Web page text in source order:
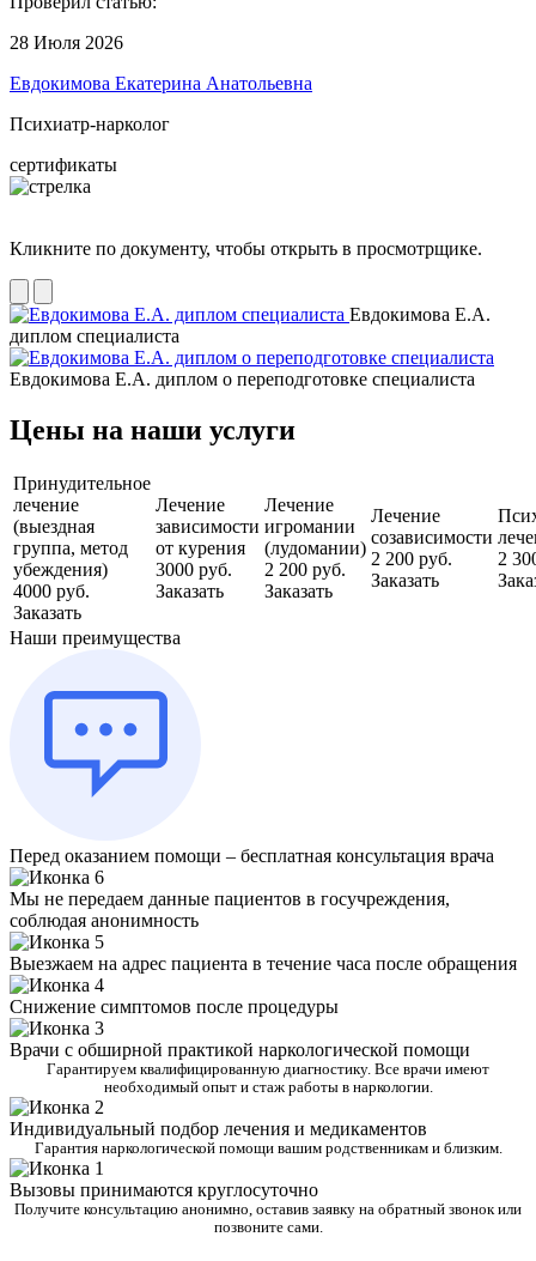
28 Июля 2026
Евдокимова Екатерина Анатольевна
Психиатр-нарколог
сертификаты
Кликните по документу, чтобы открыть в просмотрщике.
Евдокимова Е.А.
диплом специалиста
Евдокимова Е.А. диплом о переподготовке специалиста
Цены на наши услуги
Принудительное
лечение
(выездная
группа, метод
убеждения)
4000 руб.
Заказать
Лечение
зависимости
от курения
3000 руб.
Заказать
Лечение
игромании
(лудомании)
2 200 руб.
Заказать
Лечение
созависимости
2 200 руб.
Заказать
2
Наши преимущества
Перед оказанием помощи – бесплатная консультация врача
Мы не передаем данные пациентов в госучреждения,
соблюдая анонимность
Выезжаем на адрес пациента в течение часа после обращения
Снижение симптомов после процедуры
Врачи с обширной практикой наркологической помощи
Гарантируем квалифицированную диагностику. Все врачи имеют
необходимый опыт и стаж работы в наркологии.
Индивидуальный подбор лечения и медикаментов
Гарантия наркологической помощи вашим родственникам и близким.
Вызовы принимаются круглосуточно
Получите консультацию анонимно, оставив заявку на обратный звонок или
позвоните сами.